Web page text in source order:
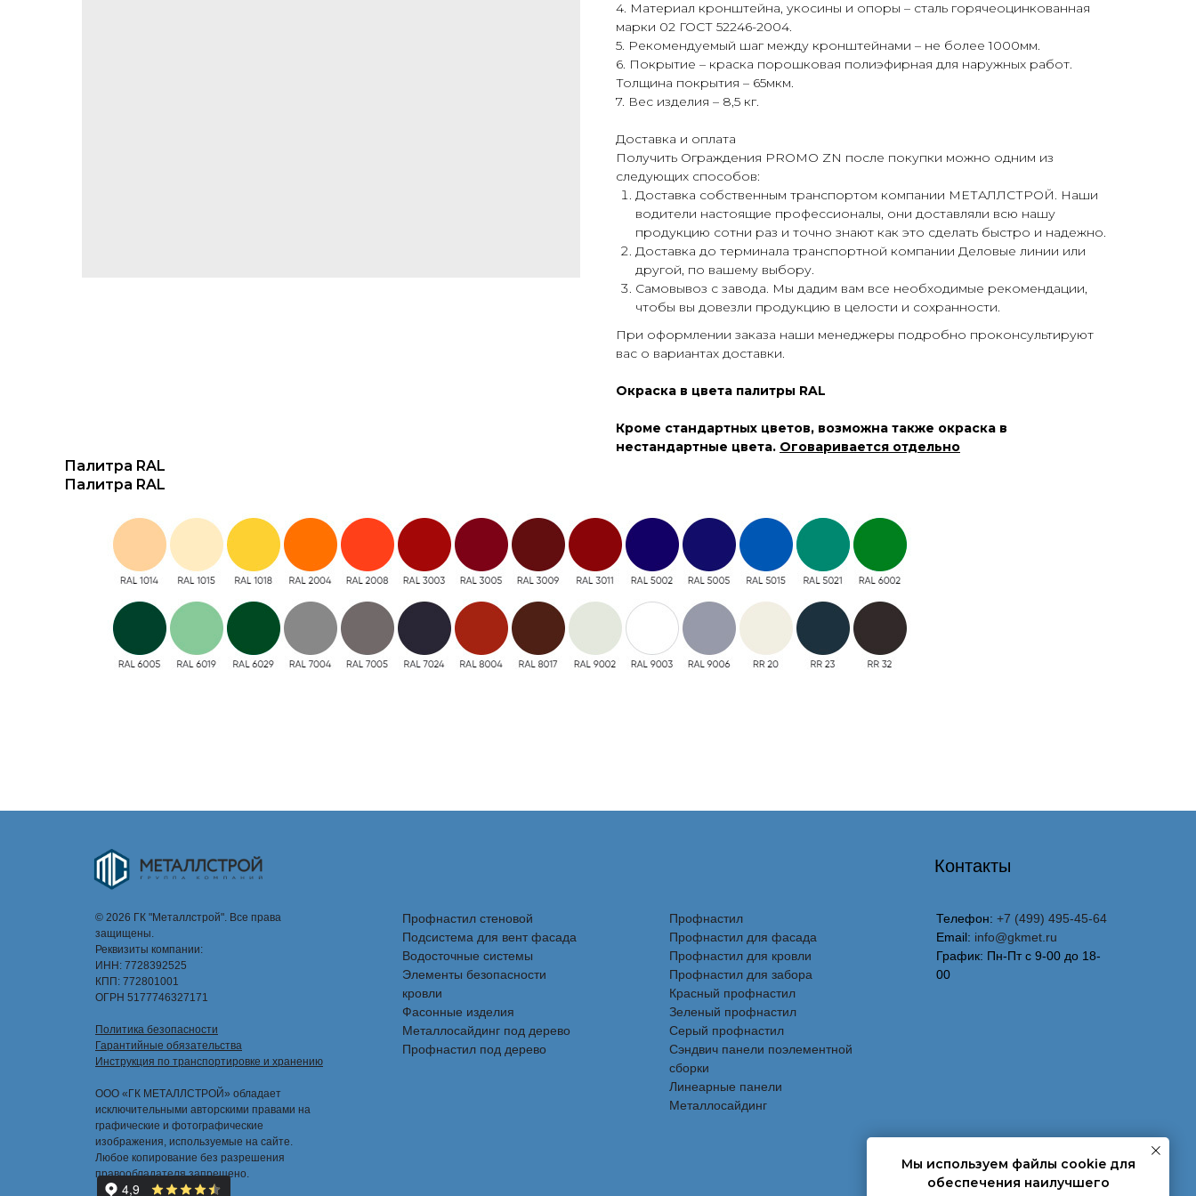
4. Материал кронштейна, укосины и опоры – сталь горячеоцинкованная
марки 02 ГОСТ 52246-2004.
5. Рекомендуемый шаг между кронштейнами – не более 1000мм.
6. Покрытие – краска порошковая полиэфирная для наружных работ.
Толщина покрытия – 65мкм.
7. Вес изделия – 8,5 кг.
Доставка и оплата
Получить Ограждения PROMO ZN после покупки можно одним из
следующих способов:
Доставка собственным транспортом компании МЕТАЛЛСТРОЙ. Наши
водители настоящие профессионалы, они доставляли всю нашу
продукцию сотни раз и точно знают как это сделать быстро и надежно.
Доставка до терминала транспортной компании Деловые линии или
другой, по вашему выбору.
Самовывоз с завода. Мы дадим вам все необходимые рекомендации,
чтобы вы довезли продукцию в целости и сохранности.
При оформлении заказа наши менеджеры подробно проконсультируют
вас о вариантах доставки.
Окраска в цвета палитры RAL
Кроме стандартных цветов, возможна также окраска в
нестандартные цвета. Оговаривается отдельно
Палитра RAL
Палитра RAL
© 2026 ГК "Металлстрой". Все права
защищены.
Реквизиты компании:
ИНН: 7728392525
КПП: 772801001
ОГРН 5177746327171
Политика безопасности
Гарантийные обязательства
Инструкция по транспортировке и хранению
ООО «ГК МЕТАЛЛСТРОЙ» обладает
исключительными авторскими правами на
графические и фотографические
изображения, используемые на сайте.
Любое копирование без разрешения
правообладателя запрещено.
Профнастил стеновой
Подсистема для вент фасада
Водосточные системы
Элементы безопасности
кровли
Фасонные изделия
Металлосайдинг под дерево
Профнастил под дерево
Профнастил
Профнастил для фасада
Профнастил для кровли
Профнастил для забора
Красный профнастил
Зеленый профнастил
Серый профнастил
Сэндвич панели поэлементной
сборки
Линеарные панели
Металлосайдинг
Телефон: +7 (499) 495-45-64
Email: info@gkmet.ru
График: Пн-Пт с 9-00 до 18-
00
Контакты
Мы используем файлы cookie для
обеспечения наилучшего